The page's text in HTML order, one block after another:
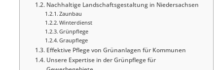
Nachhaltige Landschaftsgestaltung in Niedersachsen
Zaunbau
Winterdienst
Grünpflege
Graupflege
Effektive Pflege von Grünanlagen für Kommunen
Unsere Expertise in der Grünpflege für